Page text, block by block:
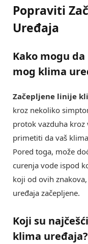
Popraviti
Uređaja
Kako mogu
mog klima
Začepljene linije
kroz nekoliko
protok vazduha kroz
primetiti da vaš
Pored toga, može
curenja vode ispod
koji od ovih
uređaja začepljene.
Koji su
klima uređaja?